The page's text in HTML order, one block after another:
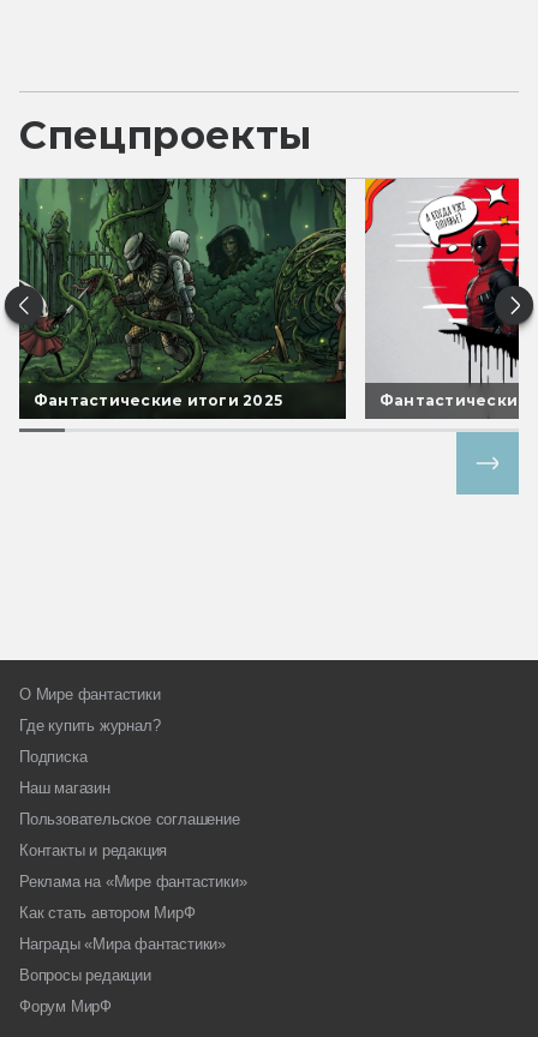
Спецпроекты
Фантастические итоги 2025 Фантастические
О Мире фантастики
Где купить журнал?
Подписка
Наш магазин
Пользовательское соглашение
Контакты и редакция
Реклама на «Мире фантастики»
Как стать автором МирФ
Награды «Мира фантастики»
Вопросы редакции
Форум МирФ